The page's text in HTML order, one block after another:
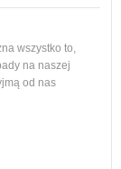
wszystko to,
na naszej
od nas